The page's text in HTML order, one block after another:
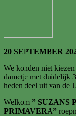
20 SEPTEMBER
We konden niet
dametje met duidelijk
heden deel uit van de
Welkom ” SUZANS
PRIMAVERA”